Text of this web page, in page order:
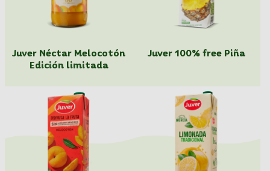
Juver Néctar Melocotón
Edición limitada
Juver 100% free Piña